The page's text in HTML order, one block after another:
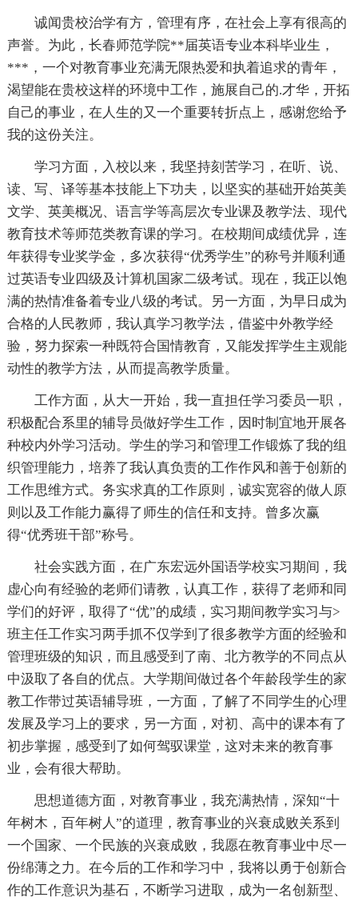
诚闻贵校治学有方，管理有序，在社会上享有很高的
声誉。为此，长春师范学院**届英语专业本科毕业生，
***，一个对教育事业充满无限热爱和执着追求的青年，
渴望能在贵校这样的环境中工作，施展自己的.才华，开拓
自己的事业，在人生的又一个重要转折点上，感谢您给予
我的这份关注。
学习方面，入校以来，我坚持刻苦学习，在听、说、
读、写、译等基本技能上下功夫，以坚实的基础开始英美
文学、英美概况、语言学等高层次专业课及教学法、现代
教育技术等师范类教育课的学习。在校期间成绩优异，连
年获得专业奖学金，多次获得“优秀学生”的称号并顺利通
过英语专业四级及计算机国家二级考试。现在，我正以饱
满的热情准备着专业八级的考试。另一方面，为早日成为
合格的人民教师，我认真学习教学法，借鉴中外教学经
验，努力探索一种既符合国情教育，又能发挥学生主观能
动性的教学方法，从而提高教学质量。
工作方面，从大一开始，我一直担任学习委员一职，
积极配合系里的辅导员做好学生工作，因时制宜地开展各
种校内外学习活动。学生的学习和管理工作锻炼了我的组
织管理能力，培养了我认真负责的工作作风和善于创新的
工作思维方式。务实求真的工作原则，诚实宽容的做人原
则以及工作能力赢得了师生的信任和支持。曾多次赢
得“优秀班干部”称号。
社会实践方面，在广东宏远外国语学校实习期间，我
虚心向有经验的老师们请教，认真工作，获得了老师和同
学们的好评，取得了“优”的成绩，实习期间教学实习与>
班主任工作实习两手抓不仅学到了很多教学方面的经验和
管理班级的知识，而且感受到了南、北方教学的不同点从
中汲取了各自的优点。大学期间做过各个年龄段学生的家
教工作带过英语辅导班，一方面，了解了不同学生的心理
发展及学习上的要求，另一方面，对初、高中的课本有了
初步掌握，感受到了如何驾驭课堂，这对未来的教育事
业，会有很大帮助。
思想道德方面，对教育事业，我充满热情，深知“十
年树木，百年树人”的道理，教育事业的兴衰成败关系到
一个国家、一个民族的兴衰成败，我愿在教育事业中尽一
份绵薄之力。在今后的工作和学习中，我将以勇于创新合
作的工作意识为基石，不断学习进取，成为一名创新型、